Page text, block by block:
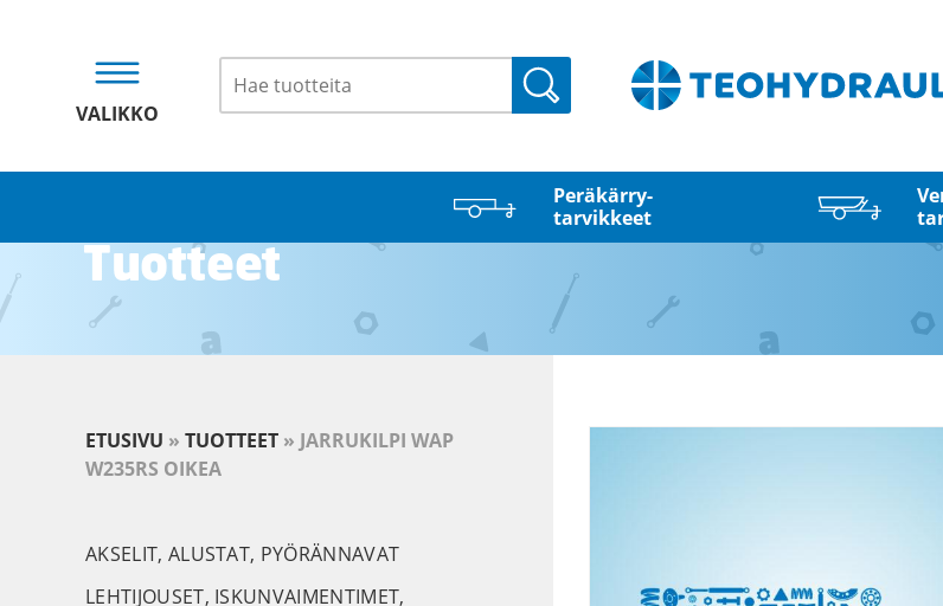
VALIKKO
Haku
Peräkärry­
tarvikkeet
Tuotteet
ETUSIVU » TUOTTEET » JARRUKILPI WAP
W235RS OIKEA
AKSELIT, ALUSTAT, PYÖRÄNNAVAT
LEHTIJOUSET, ISKUNVAIMENTIMET,